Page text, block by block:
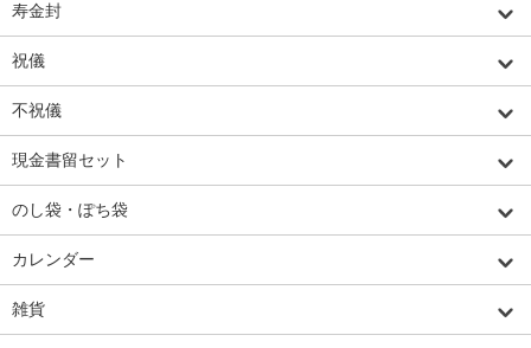
寿金封
祝儀
不祝儀
現金書留セット
のし袋・ぽち袋
カレンダー
雑貨